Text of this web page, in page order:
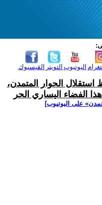
الفيسبوك التويتر اليوتيوب
استقلال الحوار المتمدن،
الفضاء اليساري الحر
على اليوتيوب]